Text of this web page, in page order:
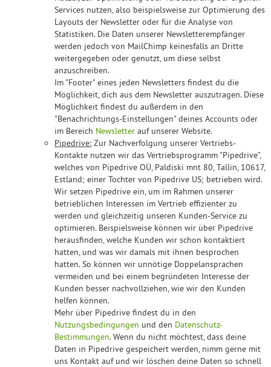
Services nutzen, also beispielsweise zur Optimierung des
Layouts der Newsletter oder für die Analyse von
Statistiken. Die Daten unserer Newsletterempfänger
werden jedoch von MailChimp keinesfalls an Dritte
weitergegeben oder genutzt, um diese selbst
anzuschreiben.
Im "Footer" eines jeden Newsletters findest du die
Möglichkeit, dich aus dem Newsletter auszutragen. Diese
Möglichkeit findest du außerdem in den
"Benachrichtungs-Einstellungen" deines Accounts oder
im Bereich Newsletter auf unserer Website.
Pipedrive: Zur Nachverfolgung unserer Vertriebs-
Kontakte nutzen wir das Vertriebsprogramm "Pipedrive",
welches von Pipedrive OÜ, Paldiski mnt 80, Tallin, 10617,
Estland; einer Tochter von Pipedrive US; betrieben wird.
Wir setzen Pipedrive ein, um im Rahmen unserer
betrieblichen Interessen im Vertrieb effizienter zu
werden und gleichzeitig unseren Kunden-Service zu
optimieren. Beispielsweise können wir über Pipedrive
herausfinden, welche Kunden wir schon kontaktiert
hatten, und was wir damals mit ihnen besprochen
hatten. So können wir unnötige Doppelansprachen
vermeiden und bei einem begründeten Interesse der
Kunden besser nachvollziehen, wie wir den Kunden
helfen können.
Mehr über Pipedrive findest du in den
Nutzungsbedingungen und den Datenschutz-
Bestimmungen. Wenn du nicht möchtest, dass deine
Daten in Pipedrive gespeichert werden, nimm gerne mit
uns Kontakt auf und wir löschen deine Daten so schnell